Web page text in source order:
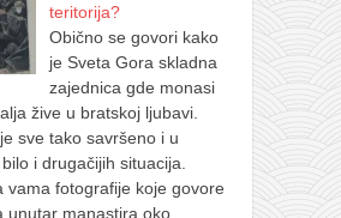
teritorija?
Obično se govori kako
je Sveta Gora skladna
zajednica gde monasi
žive u bratskoj ljubavi.
sve tako savršeno i u
i drugačijih situacija.
vama fotografije koje govore
unutar manastira oko